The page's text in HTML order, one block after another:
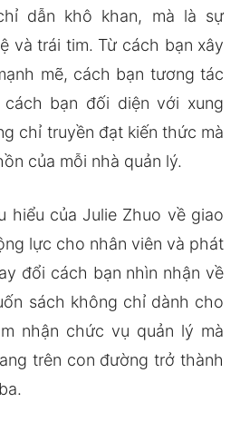
dẫn khô khan, mà là sự
và trái tim. Từ cách bạn xây
mẽ, cách bạn tương tác
bạn đối diện với xung
chỉ truyền đạt kiến thức mà
của mỗi nhà quản lý.
hiểu của Julie Zhuo về giao
lực cho nhân viên và phát
đổi cách bạn nhìn nhận về
sách không chỉ dành cho
nhận chức vụ quản lý mà
trên con đường trở thành